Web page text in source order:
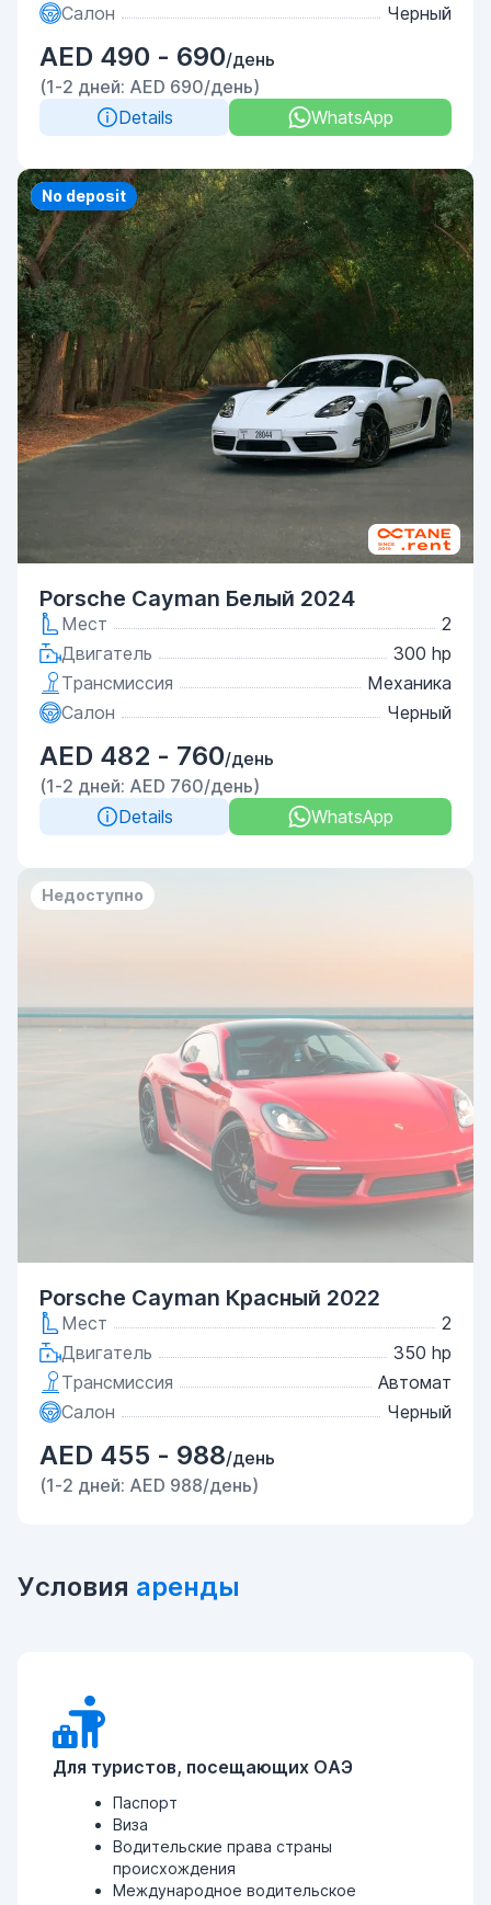
Салон
Черный
AED 490 - 690/день
(1-2 дней: AED 690/день)
Details
WhatsApp
Priority
No deposit
Porsche Cayman Белый 2024
Мест
2
Двигатель
300 hp
Трансмиссия
Механика
Салон
Черный
AED 482 - 760/день
(1-2 дней: AED 760/день)
Details
WhatsApp
Недоступно
Porsche Cayman Красный 2022
Мест
2
Двигатель
350 hp
Трансмиссия
Автомат
Салон
Черный
AED 455 - 988/день
(1-2 дней: AED 988/день)
Условия аренды
Для туристов, посещающих ОАЭ
Паспорт
Виза
Водительские права страны
происхождения
Международное водительское